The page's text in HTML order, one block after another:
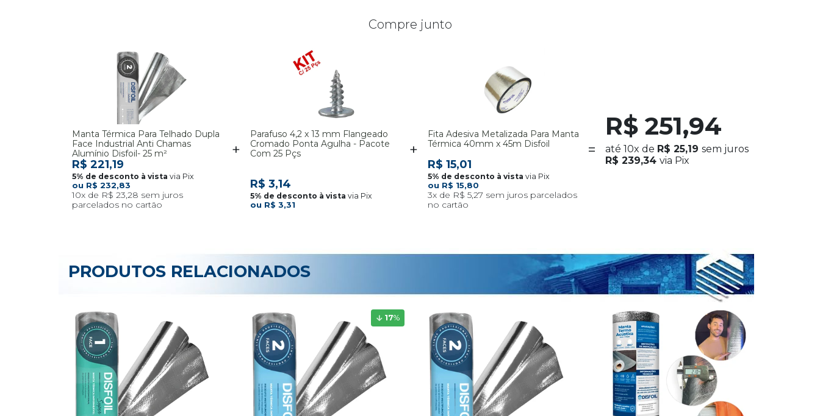
Compre junto
Manta Térmica Para Telhado Dupla
Face Industrial Anti Chamas
Alumínio Disfoil- 25 m²
R$ 232,83
10x R$ 23,28
R$ 221,19
via Pix
Parafuso 4,2 x 13 mm Flangeado
Cromado Ponta Agulha - Pacote
Com 25 Pçs
R$ 3,31
R$ 3,14
via Pix
Fita Adesiva Metalizada Para Manta
Térmica 40mm x 45m Disfoil
R$ 15,80
3x R$ 5,27
R$ 15,01
via Pix
R$ 251,94
até 10x de R$ 25,19 sem juros
R$ 239,34 via Pix
PRODUTOS RELACIONADOS
17%